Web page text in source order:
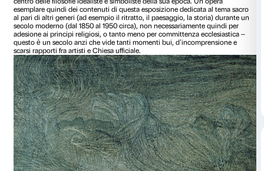
«Che i figli delle viscere tue siano belli per l’amore, forti per
intelligenti per la vittoria. Sono queste le parole che lo
della vita sussurra nell’orecchio della vergine». Quasi non
quest’iscrizione fra il groviglio di segni che generano
insieme brulicante di vita nel disegno conl’Annunciazione
Segantini, una delle opere che passa più inosservata
immagini piene di colore sulpercorso espositivo di
si sofferma incuriosito da come l’artista ha risolto
dell’incontro fra l’angelo – lo “spirito dell’idealità della
Segantini in una lettera ad un amico – e la Vergine, e cioè